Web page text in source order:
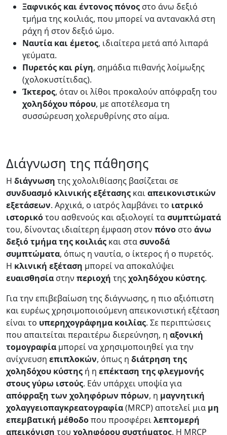
Ξαφνικός και έντονος πόνος στο άνω δεξιό
τμήμα της κοιλιάς, που μπορεί να αντανακλά στη
ράχη ή στον δεξιό ώμο.
Ναυτία και έμετος, ιδιαίτερα μετά από λιπαρά
γεύματα.
Πυρετός και ρίγη, σημάδια πιθανής λοίμωξης
(χολοκυστίτιδας).
Ίκτερος, όταν οι λίθοι προκαλούν απόφραξη του
χοληδόχου πόρου, με αποτέλεσμα τη
συσσώρευση χολερυθρίνης στο αίμα.
Διάγνωση της πάθησης
Η διάγνωση της χολολιθίασης βασίζεται σε
συνδυασμό κλινικής εξέτασης καιαπεικονιστικών
εξετάσεων. Αρχικά, ο ιατρός λαμβάνει το ιατρικό
ιστορικότου ασθενούς και αξιολογεί τασυμπτώματά
του, δίνοντας ιδιαίτερη έμφαση στον πόνο στο άνω
δεξιό τμήμα της κοιλιάς και στασυνοδά
συμπτώματα, όπως η ναυτία, ο ίκτερος ή ο πυρετός.
Η κλινική εξέταση μπορεί να αποκαλύψει
ευαισθησία στην περιοχή τηςχοληδόχου κύστης.
Για την επιβεβαίωση της διάγνωσης, η πιο αξιόπιστη
και ευρέως χρησιμοποιούμενη απεικονιστική εξέταση
είναι το υπερηχογράφημα κοιλίας. Σε περιπτώσεις
που απαιτείται περαιτέρω διερεύνηση, η αξονική
τομογραφία μπορεί να χρησιμοποιηθεί για την
ανίχνευση επιπλοκών, όπως η διάτρηση της
χοληδόχου κύστης ή η επέκταση της φλεγμονής
στους γύρω ιστούς. Εάν υπάρχει υποψία για
απόφραξη των χοληφόρων πόρων, η μαγνητική
χολαγγειοπαγκρεατογραφία(MRCP) αποτελεί μια μη
επεμβατική μέθοδοπου προσφέρειλεπτομερή
απεικόνιση του χοληφόρουσυστήματος. Η MRCP